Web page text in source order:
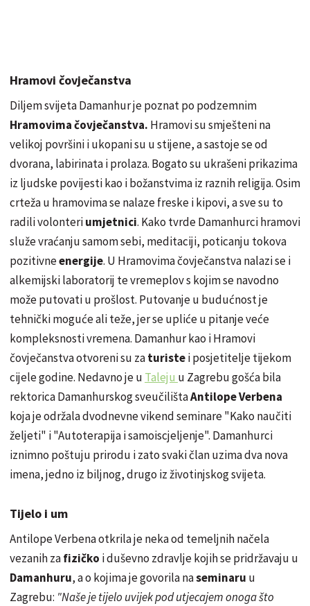
Hramovi čovječanstva
Diljem svijeta Damanhur je poznat po podzemnim
Hramovima čovječanstva. Hramovi su smješteni na
velikoj površini i ukopani su u stijene, a sastoje se od
dvorana, labirinata i prolaza. Bogato su ukrašeni prikazima
iz ljudske povijesti kao i božanstvima iz raznih religija. Osim
crteža u hramovima se nalaze freske i kipovi, a sve su to
radili volonteriumjetnici. Kako tvrdeDamanhurcihramovi
služe vraćanju samom sebi, meditaciji, poticanju tokova
pozitivneenergije. U Hramovima čovječanstva nalazi se i
alkemijski laboratorij te vremeplov s kojim se navodno
može putovati u prošlost. Putovanje u budućnost je
tehnički moguće ali teže, jer se upliće u pitanje veće
kompleksnosti vremena. Damanhur kao i Hramovi
čovječanstva otvoreni su zaturistei posjetitelje tijekom
cijele godine. Nedavno je u Taleju u Zagrebu gošća bila
rektoricaDamanhurskogsveučilištaAntilope Verbena
koja je održala dvodnevne vikend seminare "Kako naučiti
željeti" i "Autoterapija i samoiscjeljenje". Damanhurci
iznimno poštuju prirodu i zato svaki član uzima dva nova
imena, jedno iz biljnog, drugo iz životinjskog svijeta.
Tijelo i um
Antilope Verbenaotkrila jeneka od temeljnih načela
vezanih zafizičko i duševno zdravlje kojih se pridržavaju u
Damanhuru, a o kojima je govorila naseminaru u
Zagrebu: "Naše je tijelo uvijek pod utjecajem onoga što